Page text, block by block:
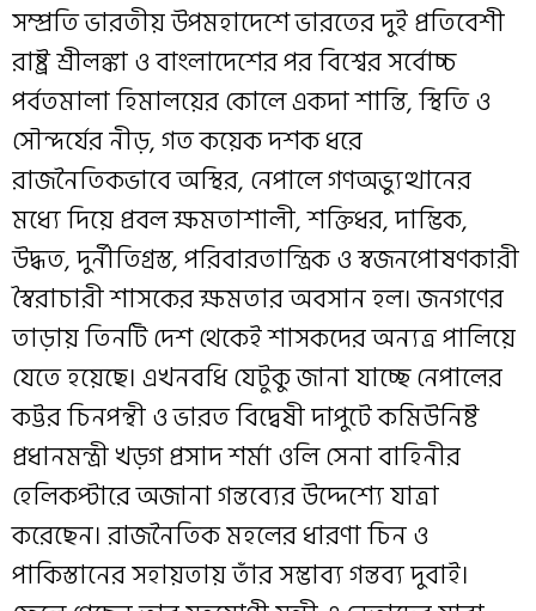
সম্প্রতি ভারতীয় উপমহাদেশে ভারতের দুই প্রতিবেশী
রাষ্ট্র শ্রীলঙ্কা ও বাংলাদেশের পর বিশ্বের সর্বোচ্চ
পর্বতমালা হিমালয়ের কোলে একদা শান্তি, স্থিতি ও
সৌন্দর্যের নীড়, গত কয়েক দশক ধরে
রাজনৈতিকভাবে অস্থির, নেপালে গণঅভ্যুত্থানের
মধ্যে দিয়ে প্রবল ক্ষমতাশালী, শক্তিধর, দাম্ভিক,
উদ্ধত, দুর্নীতিগ্রস্ত, পরিবারতান্ত্রিক ও স্বজনপোষণকারী
স্বৈরাচারী শাসকের ক্ষমতার অবসান হল। জনগণের
তাড়ায় তিনটি দেশ থেকেই শাসকদের অন্যত্র পালিয়ে
যেতে হয়েছে। এখনবধি যেটুকু জানা যাচ্ছে নেপালের
কট্টর চিনপন্থী ও ভারত বিদ্বেষী দাপুটে কমিউনিষ্ট
প্রধানমন্ত্রী খড়গ প্রসাদ শর্মা ওলি সেনা বাহিনীর
হেলিকপ্টারে অজানা গন্তব্যের উদ্দেশ্যে যাত্রা
করেছেন। রাজনৈতিক মহলের ধারণা চিন ও
পাকিস্তানের সহায়তায় তাঁর সম্ভাব্য গন্তব্য দুবাই।